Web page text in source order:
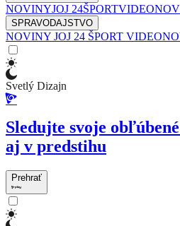
NOVINYJOJ 24ŠPORT
SPRAVODAJSTVO
NOVINY JOJ 24 ŠPORT
Svetlý Dizajn
Sledujte svoje
aj v predstihu
Prehrať